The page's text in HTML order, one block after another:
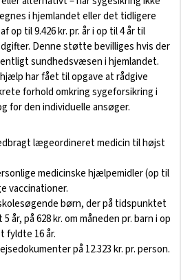
i hjemlandet eller det tidligere
op til 9.426 kr. pr. år i op til 4 år til
Denne støtte bevilliges hvis der
sundhedsvæsen i hjemlandet.
har fået til opgave at rådgive
forhold omkring sygeforsikring i
for den individuelle ansøger.
lægeordineret medicin til højst
medicinske hjælpemidler (op til
vaccinationer.
børn, der på tidspunktet
år, på 628 kr. om måneden pr. barn i op
fyldte 16 år.
på 12.323 kr. pr. person.